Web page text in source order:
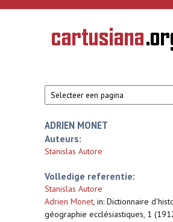
Overslaan en naar de inhoud gaan
Geschiedenis
van de
ADRIEN MONET
Auteurs:
Stanislas Autore
Volledige referentie:
Stanislas Autore
Adrien Monet, in: Dictionnaire
géographie ecclésiastiques, 1